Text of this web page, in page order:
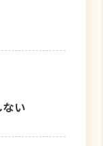
い